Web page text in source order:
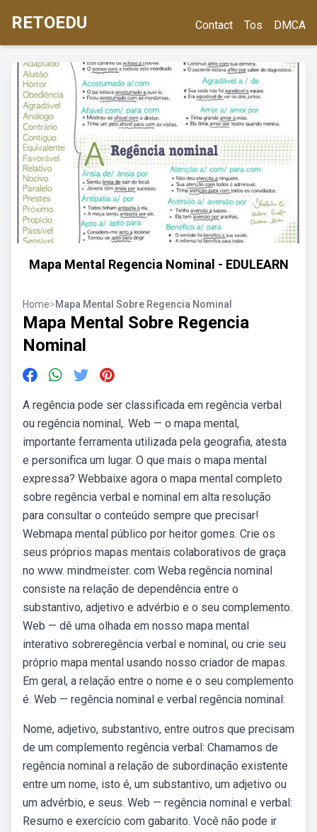
RETOEDU Contact Tos DMCA
Mapa Mental Regencia Nominal - EDULEARN
Home>Mapa Mental Sobre Regencia Nominal
Mapa Mental Sobre Regencia
Nominal
A regência pode ser classificada em regência verbal
ou regência nominal,. Web — o mapa mental,
importante ferramenta utilizada pela geografia, atesta
e personifica um lugar. O que mais o mapa mental
expressa? Webbaixe agora o mapa mental completo
sobre regência verbal e nominal em alta resolução
para consultar o conteúdo sempre que precisar!
Webmapa mental público por heitor gomes. Crie os
seus próprios mapas mentais colaborativos de graça
no www. mindmeister. com Weba regência nominal
consiste na relação de dependência entre o
substantivo, adjetivo e advérbio e o seu complemento.
Web — dê uma olhada em nosso mapa mental
interativo sobreregência verbal e nominal, ou crie seu
próprio mapa mental usando nosso criador de mapas.
Em geral, a relação entre o nome e o seu complemento
é. Web — regência nominal e verbal regência nominal:
Nome, adjetivo, substantivo, entre outros que precisam
de um complemento regência verbal: Chamamos de
regência nominal a relação de subordinação existente
entre um nome, isto é, um substantivo, um adjetivo ou
um advérbio, e seus. Web — regência nominal e verbal:
Resumo e exercício com gabarito. Você não pode ir